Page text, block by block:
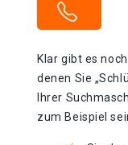
Klar gibt es
denen Sie
Ihrer
zum Beispiel